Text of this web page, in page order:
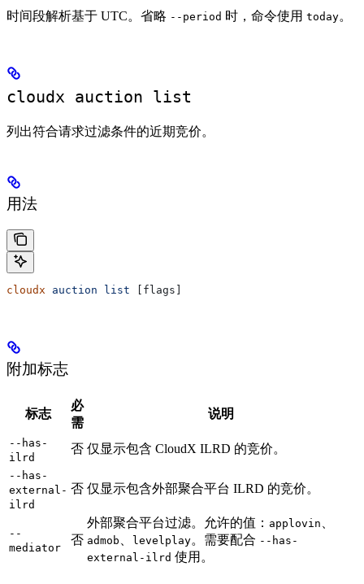
时间段解析基于 UTC。省略 --period 时，命令使用 today。
cloudx auction list
列出符合请求过滤条件的近期竞价。
用法
cloudx auction list [flags]
附加标志
标志
必
需
说明
--has-
ilrd
否 仅显示包含 CloudX ILRD 的竞价。
--has-
external-
ilrd
否 仅显示包含外部聚合平台 ILRD 的竞价。
--
mediator
否
外部聚合平台过滤。允许的值： applovin
admob levelplay。需要配合 --has-
external-ilrd 使用。